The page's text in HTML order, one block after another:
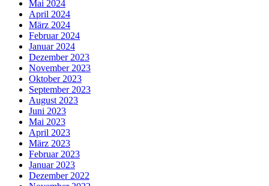
Mai 2024
April 2024
März 2024
Februar 2024
Januar 2024
Dezember 2023
November 2023
Oktober 2023
September 2023
August 2023
Juni 2023
Mai 2023
April 2023
März 2023
Februar 2023
Januar 2023
Dezember 2022